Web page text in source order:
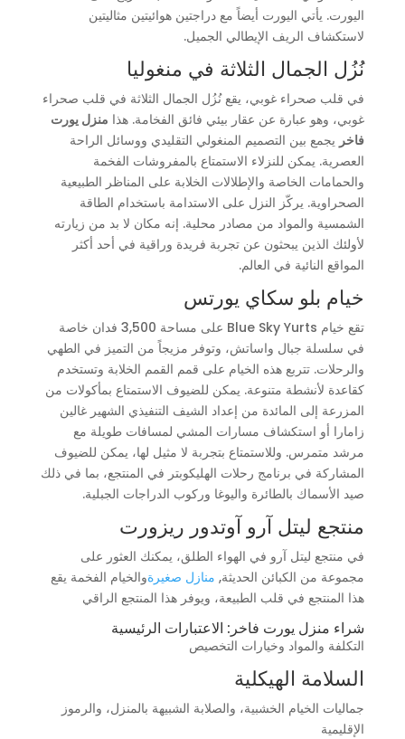
اليورت. يأتي اليورت أيضاً مع دراجتين هوائيتين مثاليتين
لاستكشاف الريف الإيطالي الجميل.
نُزُل الجمال الثلاثة في منغوليا
في قلب صحراء غوبي، يقع نُزُل الجمال الثلاثة في قلب صحراء
غوبي، وهو عبارة عن عقار بيئي فائق الفخامة. هذا منزل يورت
فاخر يجمع بين التصميم المنغولي التقليدي ووسائل الراحة
العصرية. يمكن للنزلاء الاستمتاع بالمفروشات الفخمة
والحمامات الخاصة والإطلالات الخلابة على المناظر الطبيعية
الصحراوية. يركّز النزل على الاستدامة باستخدام الطاقة
الشمسية والمواد من مصادر محلية. إنه مكان لا بد من زيارته
لأولئك الذين يبحثون عن تجربة فريدة وراقية في أحد أكثر
المواقع النائية في العالم.
خيام بلو سكاي يورتس
تقع خيام Blue Sky Yurts على مساحة 3,500 فدان خاصة
في سلسلة جبال واساتش، وتوفر مزيجاً من التميز في الطهي
والرحلات. تتربع هذه الخيام على قمم القمم الخلابة وتستخدم
كقاعدة لأنشطة متنوعة. يمكن للضيوف الاستمتاع بمأكولات من
المزرعة إلى المائدة من إعداد الشيف التنفيذي الشهير غالين
زامارا أو استكشاف مسارات المشي لمسافات طويلة مع
مرشد متمرس. وللاستمتاع بتجربة لا مثيل لها، يمكن للضيوف
المشاركة في برنامج رحلات الهليكوبتر في المنتجع، بما في ذلك
صيد الأسماك بالطائرة واليوغا وركوب الدراجات الجبلية.
منتجع ليتل آرو آوتدور ريزورت
في منتجع ليتل آرو في الهواء الطلق، يمكنك العثور على
مجموعة من الكبائن الحديثة, منازل صغيرةوالخيام الفخمة يقع
هذا المنتجع في قلب الطبيعة، ويوفر هذا المنتجع الراقي
شراء منزل يورت فاخر: الاعتبارات الرئيسية
التكلفة والمواد وخيارات التخصيص
السلامة الهيكلية
جماليات الخيام الخشبية، والصلابة الشبيهة بالمنزل، والرموز
الإقليمية